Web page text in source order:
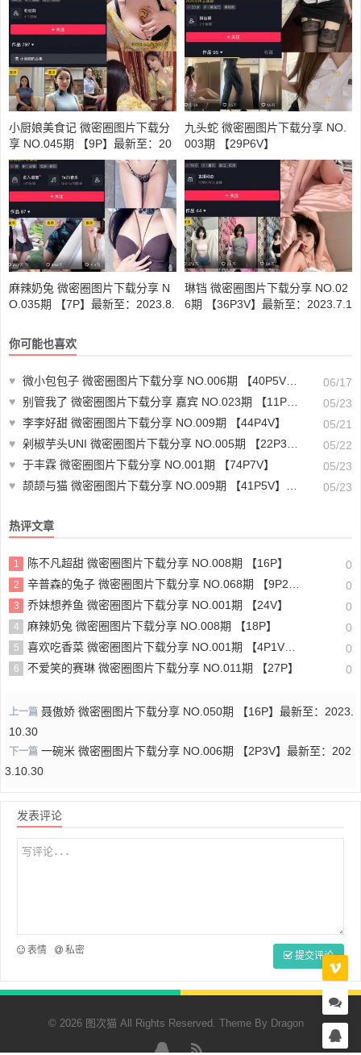
小厨娘美食记 微密圈图片下载分
享 NO.045期 【9P】最新至：20
24.9.8
九头蛇 微密圈图片下载分享 NO.
003期 【29P6V】
麻辣奶兔 微密圈图片下载分享 N
O.035期 【7P】最新至：2023.8.
琳铛 微密圈图片下载分享 NO.02
6期 【36P3V】最新至：2023.7.1
你可能也喜欢
♥ 微小包包子 微密圈图片下载分享 NO.006期 【40P5V】最新至：2024.11.24
06/17
♥ 别管我了 微密圈图片下载分享 嘉宾 NO.023期 【11P】最新至：2024.5.12
05/23
♥ 李李好甜 微密圈图片下载分享 NO.009期 【44P4V】
05/21
♥ 剁椒芋头UNI 微密圈图片下载分享 NO.005期 【22P3V】
05/22
♥ 于丰霖 微密圈图片下载分享 NO.001期 【74P7V】
05/23
♥ 颉颉与猫 微密圈图片下载分享 NO.009期 【41P5V】最新至：2024.3.21 05/23
热评文章
1 陈不凡超甜 微密圈图片下载分享 NO.008期 【16P】 0
2 辛普森的兔子 微密圈图片下载分享 NO.068期 【9P2V】最新至：2025.1.12 0
3 乔妹想养鱼 微密圈图片下载分享 NO.001期 【24V】 0
4 麻辣奶兔 微密圈图片下载分享 NO.008期 【18P】 0
5 喜欢吃香菜 微密圈图片下载分享 NO.001期 【4P1V】最新至：2025.1.22 0
6 不爱笑的赛琳 微密圈图片下载分享 NO.011期 【27P】 0
上一篇 聂傲娇 微密圈图片下载分享 NO.050期 【16P】最新至：2023.
10.30
下一篇 一碗米 微密圈图片下载分享 NO.006期 【2P3V】最新至：202
3.10.30
发表评论
表情 私密 提交评论
© 2026 图次猫 All Rights Reserved. Theme By Dragon